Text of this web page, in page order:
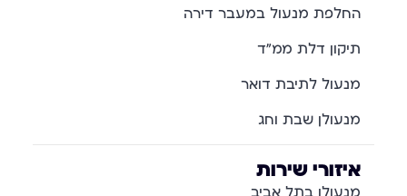
החלפת מנעול במעבר דירה
תיקון דלת ממ"ד
מנעול לתיבת דואר
מנעולן שבת וחג
איזורי שירות
מנעולן בתל אביב